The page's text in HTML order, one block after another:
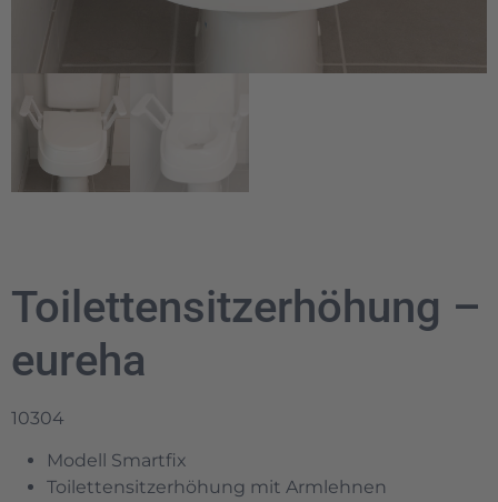
Toilettensitzerhöhung –
eureha
10304
Modell Smartfix
Toilettensitzerhöhung mit Armlehnen